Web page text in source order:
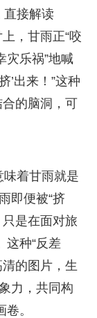
直接解读
，甘雨正“咬
灾乐祸”地喊
’出来！”这种
合的脑洞，可
味着甘雨就是
即便被“挤
是在面对旅
这种“反差
的图片，生
力，共同构
。